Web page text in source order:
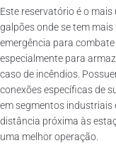
Este reservatório é o
galpões onde se tem
emergência para
especialmente para
caso de incêndios.
conexões específicas de
em segmentos industriais
distância próxima às
uma melhor operação.